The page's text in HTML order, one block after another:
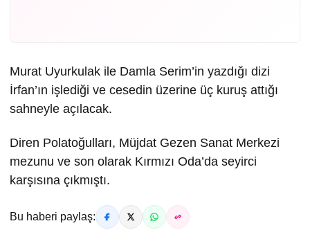
Murat Uyurkulak ile Damla Serim’in yazdığı dizi
İrfan’ın işlediği ve cesedin üzerine üç kuruş attığı
sahneyle açılacak.
Diren Polatoğulları, Müjdat Gezen Sanat Merkezi
mezunu ve son olarak Kırmızı Oda’da seyirci
karşısına çıkmıştı.
Bu haberi paylaş: